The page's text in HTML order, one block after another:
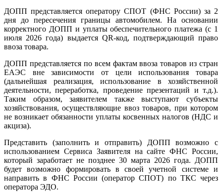
ДОПП представляется оператору СПОТ (ФНС России) за 2
дня до пересечения границы автомобилем. На основании
корректного ДОПП и уплаты обеспечительного платежа (с 1
июля 2026 года) выдается QR-код, подтверждающий право
ввоза товара.
ДОПП представляется по всем фактам ввоза товаров из стран
ЕАЭС вне зависимости от цели использования товара
(дальнейшая реализация, использование в хозяйственной
деятельности, переработка, проведение презентаций и т.д.).
Таким образом, заявителем также выступают субъекты
хозяйствования, осуществляющие ввоз товаров, при котором
не возникает обязанности уплаты косвенных налогов (НДС и
акциза).
Представить (заполнить и отправить) ДОПП возможно с
использованием Сервиса Заявителя на сайте ФНС России,
который заработает не позднее 30 марта 2026 года. ДОПП
будет возможно формировать в своей учетной системе и
направить в ФНС России (оператор СПОТ) по ТКС через
оператора ЭДО.